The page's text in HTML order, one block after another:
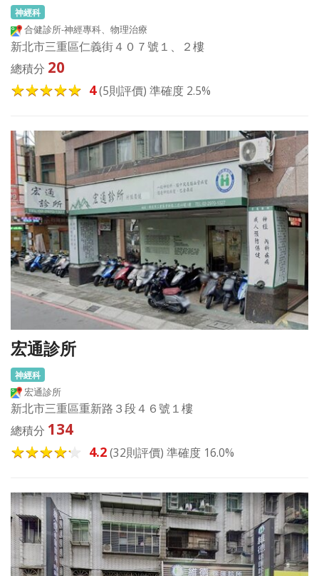
神經科
合健診所-神經專科、物理治療
新北市三重區仁義街４０７號１、２樓
總積分 20
4(5則評價) 準確度 2.5%
宏通診所
神經科
宏通診所
新北市三重區重新路３段４６號１樓
總積分 134
4.2(32則評價) 準確度 16.0%